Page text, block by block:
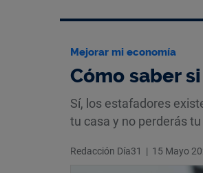
Mejorar mi economía
Cómo saber
Sí, los estafadores
tu casa y no perderás
Redacción Día31 | 15 Mayo